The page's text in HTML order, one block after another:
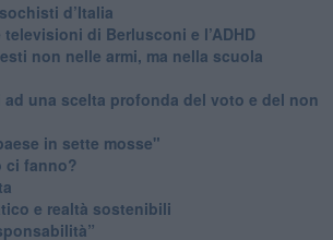
d’Italia
di Berlusconi e l’ADHD
non nelle armi, ma nella scuola
una scelta profonda del voto e del non
in sette mosse"
ci fanno?
e realtà sostenibili